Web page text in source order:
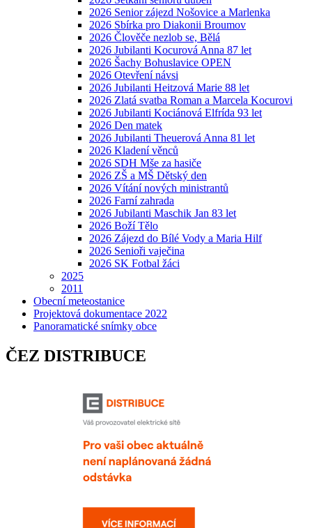
2026 Senior zájezd Nošovice a Marlenka
2026 Sbírka pro Diakonii Broumov
2026 Člověče nezlob se, Bělá
2026 Jubilanti Kocurová Anna 87 let
2026 Šachy Bohuslavice OPEN
2026 Otevření návsi
2026 Jubilanti Heitzová Marie 88 let
2026 Zlatá svatba Roman a Marcela Kocurovi
2026 Jubilanti Kociánová Elfrída 93 let
2026 Den matek
2026 Jubilanti Theuerová Anna 81 let
2026 Kladení věnců
2026 SDH Mše za hasiče
2026 ZŠ a MŠ Dětský den
2026 Vítání nových ministrantů
2026 Farní zahrada
2026 Jubilanti Maschik Jan 83 let
2026 Boží Tělo
2026 Zájezd do Bílé Vody a Maria Hilf
2026 Senioři vaječina
2026 SK Fotbal žáci
2025
2011
Obecní meteostanice
Projektová dokumentace 2022
Panoramatické snímky obce
ČEZ DISTRIBUCE